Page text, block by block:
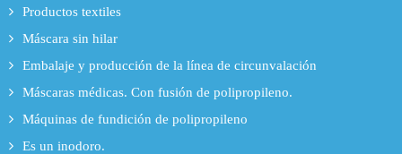
Productos textiles
Máscara sin hilar
Embalaje y producción de la línea de circunvalación
Máscaras médicas. Con fusión de polipropileno.
Máquinas de fundición de polipropileno
Es un inodoro.